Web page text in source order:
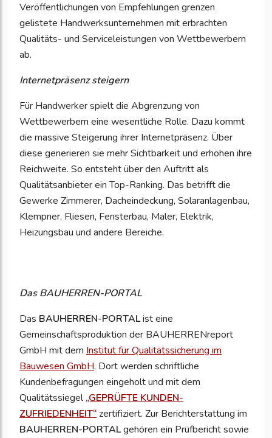
Veröffentlichungen von Empfehlungen grenzen
gelistete Handwerksunternehmen mit erbrachten
Qualitäts- und Serviceleistungen von Wettbewerbern
ab.
Internetpräsenz steigern
Für Handwerker spielt die Abgrenzung von
Wettbewerbern eine wesentliche Rolle. Dazu kommt
die massive Steigerung ihrer Internetpräsenz. Über
diese generieren sie mehr Sichtbarkeit und erhöhen ihre
Reichweite. So entsteht über den Auftritt als
Qualitätsanbieter ein Top-Ranking. Das betrifft die
Gewerke Zimmerer, Dacheindeckung, Solaranlagenbau,
Klempner, Fliesen, Fensterbau, Maler, Elektrik,
Heizungsbau und andere Bereiche.
Das BAUHERREN-PORTAL
Das BAUHERREN-PORTAList eine
Gemeinschaftsproduktion der BAUHERRENreport
GmbH mit dem Institut für Qualitätssicherung im
Bauwesen GmbH. Dort werden schriftliche
Kundenbefragungen eingeholt und mit dem
Qualitätssiegel„GEPRÜFTE KUNDEN-
ZUFRIEDENHEIT“zertifiziert. Zur Berichterstattung im
BAUHERREN-PORTALgehören ein Prüfbericht sowie